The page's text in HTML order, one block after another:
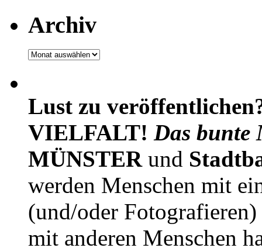
Archiv
Archiv
Lust zu
VIELFALT! Das bunte
MÜNSTERund
werden Menschen mit
(und/oder
mit anderen Menschen